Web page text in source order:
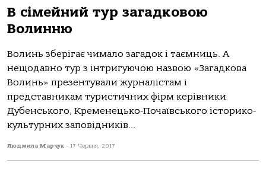
В сімейний тур загадковою
Волинню
Волинь зберігає чимало загадок і таємниць. А
нещодавно тур з інтригуючою назвою «Загадкова
Волинь» презентували журналістам і
представникам туристичних фірм керівники
Дубенського, Кременецько-Почаївського історико-
культурних заповідників...
Людмила Марчук - 17 Червня, 2017